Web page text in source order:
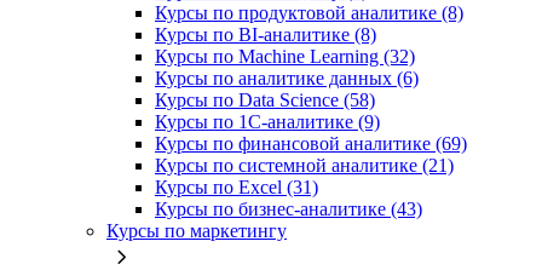
Курсы по продуктовой аналитике (8)
Курсы по BI‑аналитике (8)
Курсы по Machine Learning (32)
Курсы по аналитике данных (6)
Курсы по Data Science (58)
Курсы по 1С‑аналитике (9)
Курсы по финансовой аналитике (69)
Курсы по системной аналитике (21)
Курсы по Excel (31)
Курсы по бизнес‑аналитике (43)
Курсы по маркетингу